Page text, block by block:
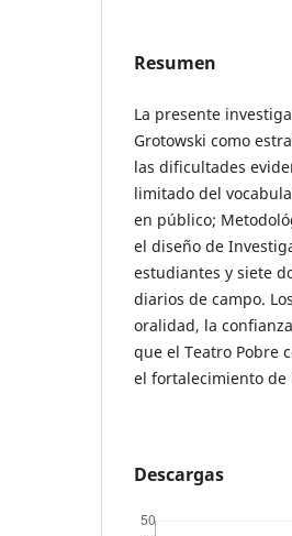
Resumen
La presente
Grotowski como
las dificultades
limitado del
en público;
el diseño de
estudiantes y siete
diarios de campo.
oralidad, la
que el Teatro Pobre
el fortalecimiento de
Descargas